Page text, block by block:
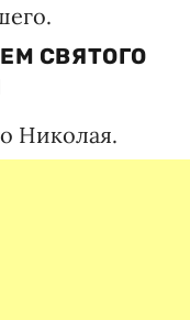
СВЯТОГО
Николая.